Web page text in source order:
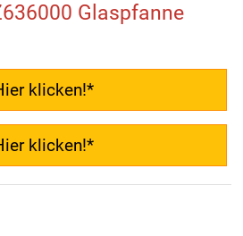
Glaspfanne
klicken!*
klicken!*